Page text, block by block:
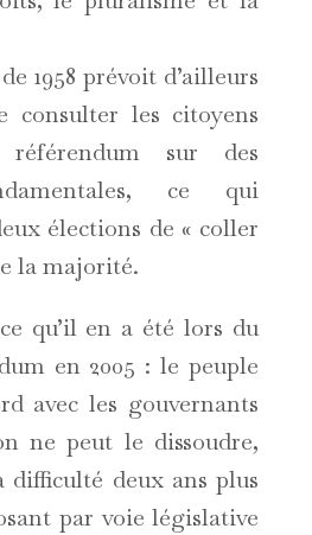
1958 prévoit d’ailleurs
consulter les citoyens
sur des
ce qui
élections de « coller
la majorité.
qu’il en a été lors du
en 2005 : le peuple
avec les gouvernants
ne peut le dissoudre,
difficulté deux ans plus
par voie législative